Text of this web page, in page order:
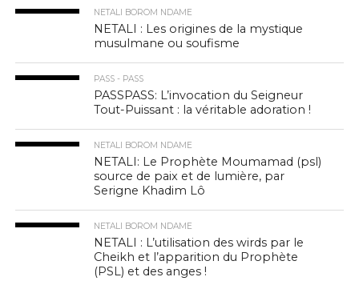
NETALI BOROM NDAME
NETALI : Les origines de la mystique
musulmane ou soufisme
PASS - PASS
PASSPASS: L’invocation du Seigneur
Tout-Puissant : la véritable adoration !
NETALI BOROM NDAME
NETALI: Le Prophète Moumamad (psl)
source de paix et de lumière, par
Serigne Khadim Lô
NETALI BOROM NDAME
NETALI : L’utilisation des wirds par le
Cheikh et l’apparition du Prophète
(PSL) et des anges !